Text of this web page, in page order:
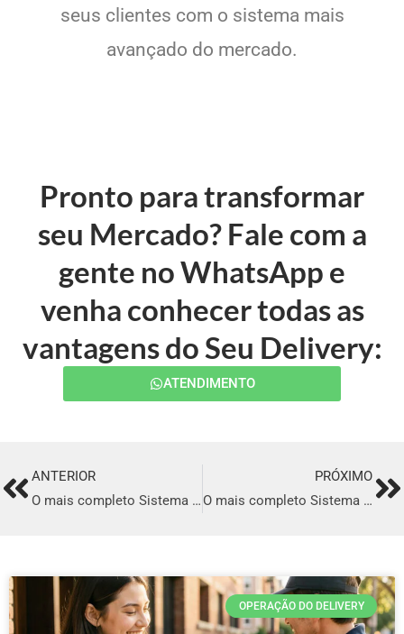
seus clientes com o sistema mais
avançado do mercado.
Pronto para transformar
seu Mercado? Fale com a
gente no WhatsApp e
venha conhecer todas as
vantagens do Seu Delivery:
ATENDIMENTO
PrevANTERIOR
O mais completo Sistema para Delivery em Santo Antônio de Jesus
PRÓXIMO
O mais completo Sistema para Delivery em Ariquemes
OPERAÇÃO DO DELIVERY